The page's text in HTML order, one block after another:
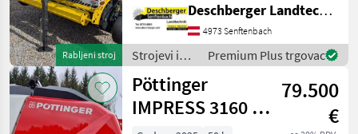
Rabljeni stroj
Zweileitungsdruckluftbremse
- Ausführung 40 km/h -
Obenanhängung mit starrer
Zugöse 40mm - ISOBUS
Profil
Deschberger Landtechnik GmbH
4973 Senftenbach
Strojevi i
oprema za
travu i
baliranje /
Pöttinger
Premium Plus trgovac
Pöttinger
IMPRESS 3160 V
79.500
€